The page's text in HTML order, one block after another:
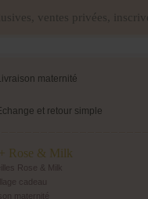
ventes privées,
maternité
et retour simple
Rose & Milk
Rose & Milk
cadeau
maternité